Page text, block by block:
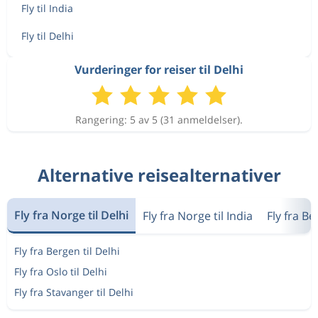
Okt 3 Bergen
BergenDelhi
Bergen
Okt 3 BergenDelhi
Okt 12 DelhiBergen
7 273 kr
Fly til India
Fly til Delhi
Vurderinger for reiser til Delhi
Rangering: 5 av 5 (31 anmeldelser).
Alternative reisealternativer
Fly fra Norge til Delhi Fly fra Norge til India Fly fra
Fly fra Bergen til Delhi
Fly fra Oslo til Delhi
Fly fra Stavanger til Delhi